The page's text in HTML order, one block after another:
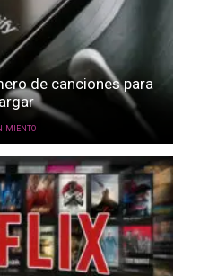
de canciones para